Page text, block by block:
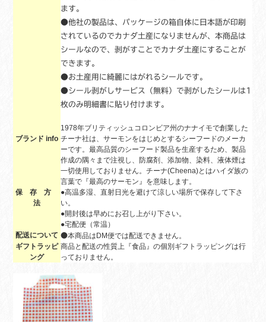
ます。
●他社の製品は、パッケージの箱自体に日本語が印刷
されているのでカナダ土産になりませんが、本商品は
シールなので、剥がすことでカナダ土産にすることが
できます。
●お土産用に綺麗にはがれるシールです。
●シール剥がしサービス（無料）で剥がしたシールは1
枚のみ明細書に貼り付けます。
ブランド info
1978年ブリティッシュコロンビア州のナナイモで創業した
チーナ社は、サーモンをはじめとするシーフードのメーカ
ーです。最高品質のシーフード製品を生産するため、製品
作成の隅々まで注視し、防腐剤、添加物、染料、液体煙は
一切使用しておりません。チーナ(Cheena)とはハイダ族の
言葉で『最高のサーモン』を意味します。
保 存 方
法
●高温多湿、直射日光を避けて涼しい場所で保存して下さ
い。
●開封後は早めにお召し上がり下さい。
配送について
●宅配便（常温）
●本商品はDM便では配送できません。
ギフトラッピ
ング
商品と配送の性質上『食品』の個別ギフトラッピングは行
っておりません。